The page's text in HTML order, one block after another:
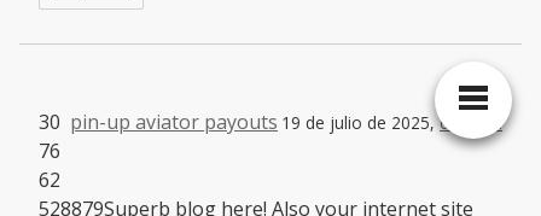
pin-up aviator payouts 19 de julio de 2025,6:52 pm
30
76
62
528879Superb blog here! Also your internet site